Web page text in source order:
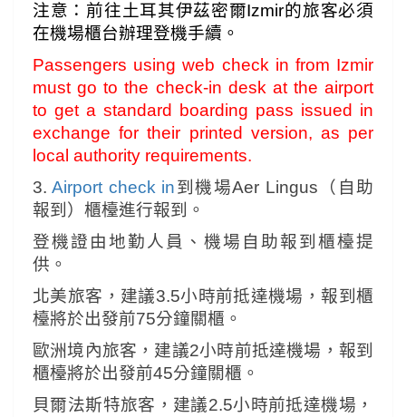
注意：前往土耳其伊茲密爾Izmir的旅客必須
在機場櫃台辦理登機手續。
Passengers using web check in from Izmir
must go to the check-in desk at the airport
to get a standard boarding pass issued in
exchange for their printed version, as per
local authority requirements.
3.Airport check in到機場Aer Lingus（自助
報到）櫃檯進行報到。
登機證由地勤人員、機場自助報到櫃檯提
供。
北美旅客，建議3.5小時前抵達機場，報到櫃
檯將於出發前75分鐘關櫃。
歐洲境內旅客，建議2小時前抵達機場，報到
櫃檯將於出發前45分鐘關櫃。
貝爾法斯特旅客，建議2.5小時前抵達機場，